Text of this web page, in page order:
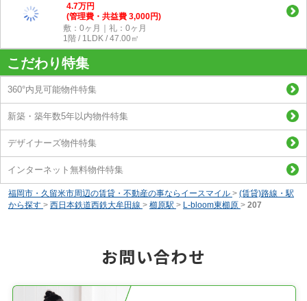
4.7万円
(管理費・共益費 3,000円)
敷：0ヶ月｜礼：0ヶ月
1階 / 1LDK / 47.00㎡
こだわり特集
360°内見可能物件特集
新築・築年数5年以内物件特集
デザイナーズ物件特集
インターネット無料物件特集
福岡市・久留米市周辺の賃貸・不動産の事ならイースマイル > (賃貸)路線・駅
から探す > 西日本鉄道西鉄大牟田線 > 櫛原駅 > L-bloom東櫛原 > 207
お問い合わせ